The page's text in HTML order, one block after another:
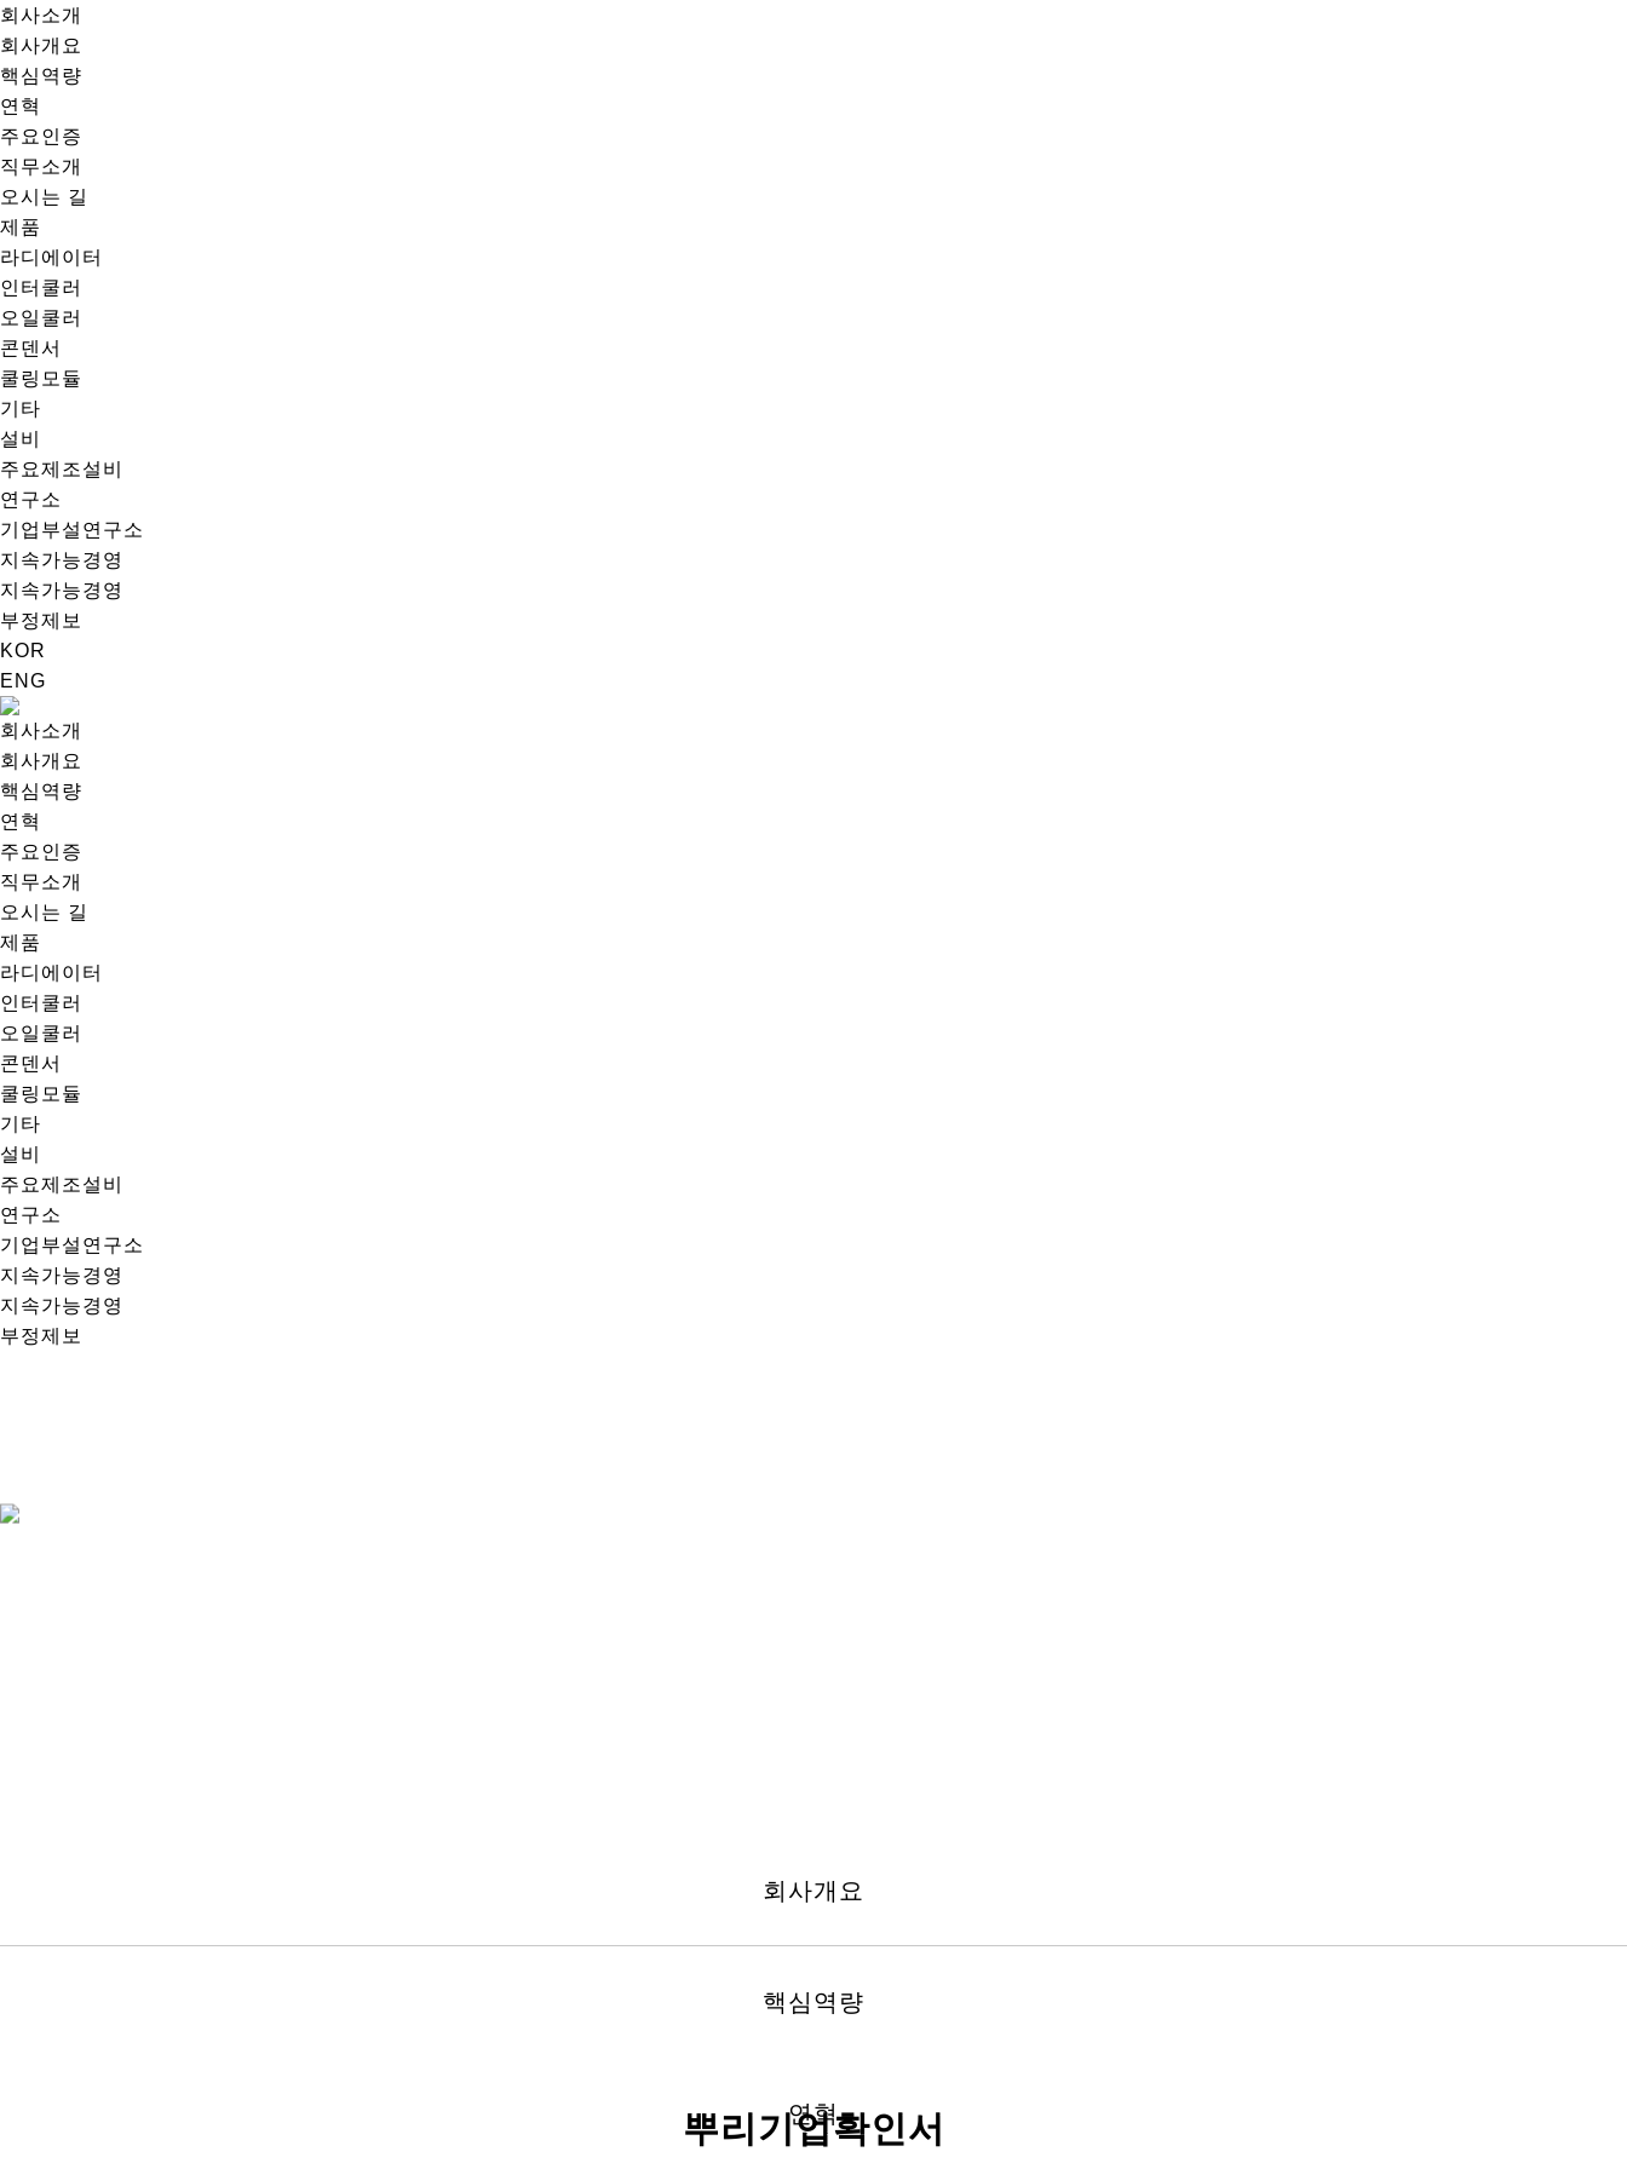
회사소개
회사개요
핵심역량
연혁
주요인증
직무소개
오시는 길
제품
라디에이터
인터쿨러
오일쿨러
콘덴서
쿨링모듈
기타
설비
주요제조설비
연구소
기업부설연구소
지속가능경영
지속가능경영
부정제보
KOR
ENG
회사소개
회사개요
핵심역량
연혁
주요인증
직무소개
오시는 길
제품
라디에이터
인터쿨러
오일쿨러
콘덴서
쿨링모듈
기타
설비
주요제조설비
연구소
기업부설연구소
지속가능경영
지속가능경영
부정제보
회사개요
핵심역량
연혁
뿌리기업확인서